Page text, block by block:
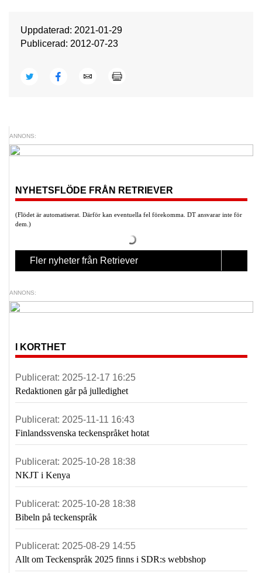
Uppdaterad: 2021-01-29
Publicerad: 2012-07-23
ANNONS:
NYHETSFLÖDE FRÅN RETRIEVER
(Flödet är automatiserat. Därför kan eventuella fel förekomma. DT ansvarar inte för
dem.)
Fler nyheter från Retriever
ANNONS:
I KORTHET
Publicerat: 2025-12-17 16:25
Redaktionen går på julledighet
Publicerat: 2025-11-11 16:43
Finlandssvenska teckenspråket hotat
Publicerat: 2025-10-28 18:38
NKJT i Kenya
Publicerat: 2025-10-28 18:38
Bibeln på teckenspråk
Publicerat: 2025-08-29 14:55
Allt om Teckenspråk 2025 finns i SDR:s webbshop